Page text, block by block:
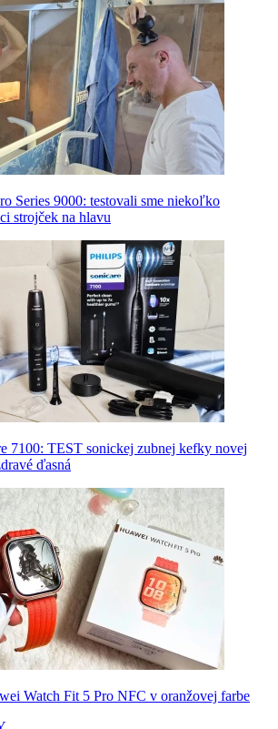
Series 9000: testovali sme niekoľko
strojček na hlavu
7100: TEST sonickej zubnej kefky novej
ďasná
Watch Fit 5 Pro NFC v oranžovej farbe